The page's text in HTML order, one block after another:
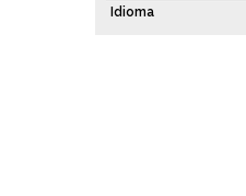
Idioma